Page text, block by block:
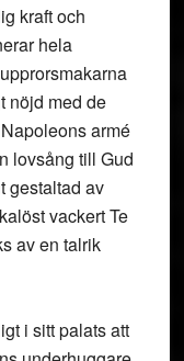
kraft och
hela
nöjd med de
armé
lovsång till Gud
gestaltad av
vackert Te
av en talrik
i sitt palats att